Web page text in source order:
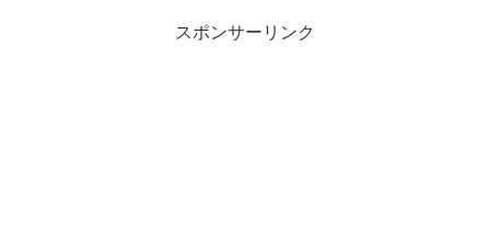
スポンサーリンク